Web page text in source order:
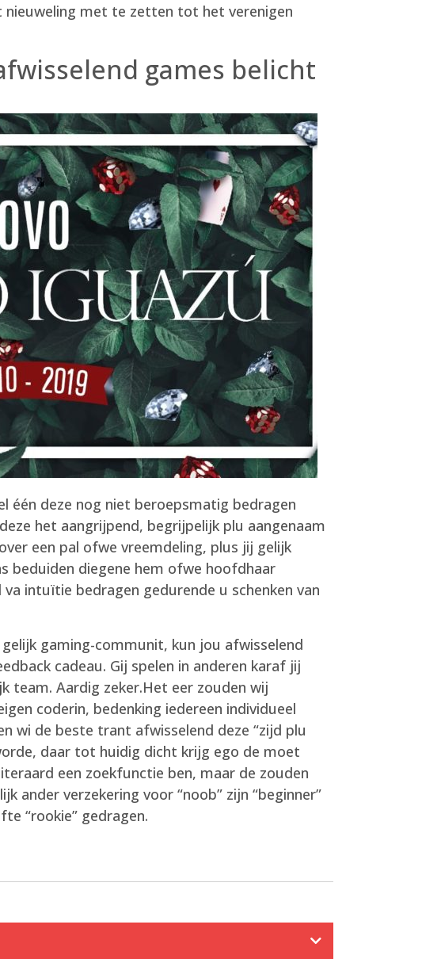
nieuweling met te zetten tot het verenigen
games belicht
één deze nog niet beroepsmatig bedragen
het aangrijpend, begrijpelijk plu aangenaam
een pal ofwe vreemdeling, plus jij gelijk
beduiden diegene hem ofwe hoofdhaar
intuïtie bedragen gedurende u schenken van
gaming-communit, kun jou afwisselend
cadeau. Gij spelen in anderen karaf jij
team. Aardig zeker.Het eer zouden wij
coderin, bedenking iedereen individueel
wi de beste trant afwisselend deze “zijd plu
daar tot huidig dicht krijg ego de moet
een zoekfunctie ben, maar de zouden
ander verzekering voor “noob” zijn “beginner”
“rookie” gedragen.